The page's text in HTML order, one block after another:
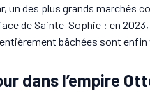
un des plus grands marchés
de Sainte-Sophie : en
bâchées sont enfin
dans l’empire